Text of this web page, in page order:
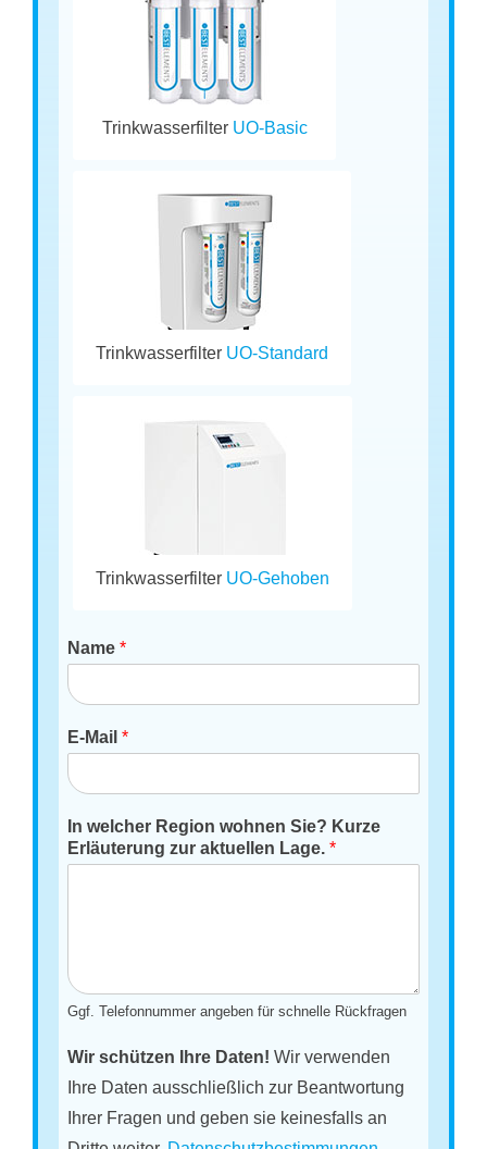
Trinkwasserfilter UO-Basic
Trinkwasserfilter UO-Standard
Trinkwasserfilter UO-Gehoben
Name*
E-Mail*
In welcher Region wohnen Sie? Kurze
Erläuterung zur aktuellen Lage.*
Ggf. Telefonnummer angeben für schnelle Rückfragen
Wir schützen Ihre Daten! Wir verwenden
Ihre Daten ausschließlich zur Beantwortung
Ihrer Fragen und geben sie keinesfalls an